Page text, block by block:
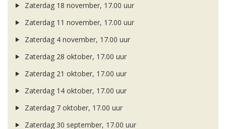
Zaterdag 18 november, 17.00 uur
Zaterdag 11 november, 17.00 uur
Zaterdag 4 november, 17.00 uur
Zaterdag 28 oktober, 17.00 uur
Zaterdag 21 oktober, 17.00 uur
Zaterdag 14 oktober, 17.00 uur
Zaterdag 7 oktober, 17.00 uur
Zaterdag 30 september, 17.00 uur